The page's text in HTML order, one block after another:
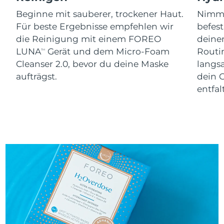
Beginne mit sauberer, trockener Haut.
Für beste Ergebnisse empfehlen wir
die Reinigung mit einem FOREO
LUNATM
Gerät und dem Micro-Foam
Cleanser 2.0, bevor du deine Maske
aufträgst.
dein
Slowakei
Erwartete Lieferung
09/08/2026
Slowenien
Erwartete Lieferung
09/08/2026
Südafrika
Erwartete Lieferung
17/08/2026
Erwartete Lieferung
Schweden
Schweiz
Erwartete Lieferung
Taiwan